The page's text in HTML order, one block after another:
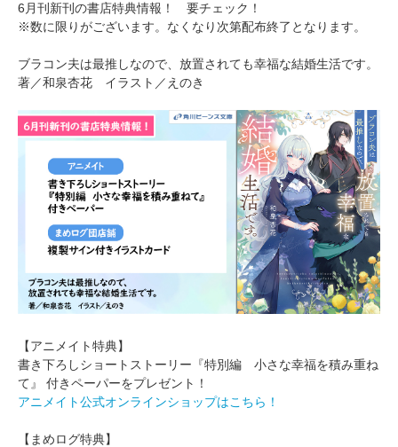
6月刊新刊の書店特典情報！ 要チェック！
※数に限りがございます。なくなり次第配布終了となります。
ブラコン夫は最推しなので、放置されても幸福な結婚生活です。
著／和泉杏花 イラスト／えのき
【アニメイト特典】
書き下ろしショートストーリー『特別編 小さな幸福を積み重ね
て』 付きペーパーをプレゼント！
アニメイト公式オンラインショップはこちら！
【まめログ特典】